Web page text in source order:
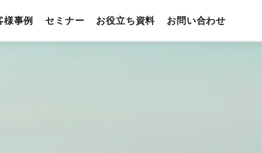
様事例 セミナー お役立ち資料 お問い合わせ